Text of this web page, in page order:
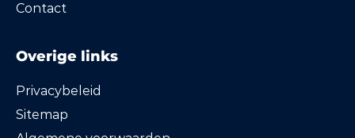
Contact
Overige links
Privacybeleid
Sitemap